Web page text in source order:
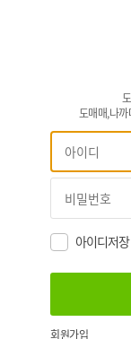
도매매,나
아이디저장
회원가입